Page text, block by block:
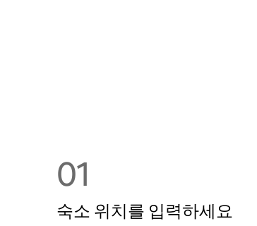
01
숙소 위치를 입력하세요